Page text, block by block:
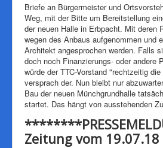
Briefe an Bürgermeister und
Weg, mit der Bitte um Bereitstellung
der neuen Halle in Erbpacht. Mit deren
wegen des Anbaus aufgenommen und
Architekt angesprochen werden. Falls
doch noch Finanzierungs- oder andere
würde der TTC-Vorstand "rechtzeitig
versprach der. Nun bleibt nur
Bau der neuen Münchgrundhalle
startet. Das hängt von ausstehenden
Zeitung vom 19.07.18